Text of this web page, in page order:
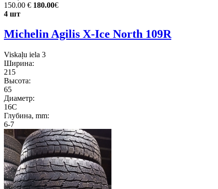
150.00 € 180.00€
4 шт
Michelin Agilis X-Ice North 109R
Viskaļu iela 3
Ширина:
215
Высота:
65
Диаметр:
16C
Глубина, mm:
6-7